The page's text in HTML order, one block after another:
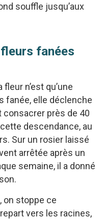
souffle jusqu’aux
fanées
n’est qu’une
fanée, elle déclenche
consacrer près de 40
descendance, au
Sur un rosier laissé
arrêtée après un
semaine, il a donné
, on stoppe ce
vers les racines,